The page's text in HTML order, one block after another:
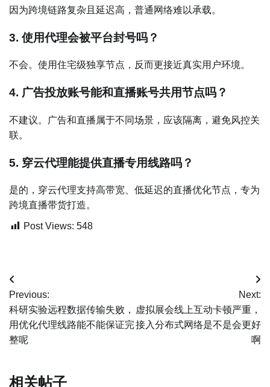
因为跨境链路复杂且延迟高，普通网络难以承载。
3. 使用代理会被平台封号吗？
不会。使用住宅级独享节点，反而更接近真实用户环境。
4. 广告投放账号能和直播账号共用节点吗？
不建议。广告和直播属于不同场景，应该隔离，避免风控关
联。
5. 穿云代理能提供直播专用线路吗？
是的，穿云代理支持高带宽、低延迟的直播优化节点，专为
跨境直播带货打造。
Post Views: 548
文
章
导
Previous:
科研实验远程数据传输失败，
用优化代理线路能不能保证完
整呢
Next:
虚拟展会线上互动卡顿严重，
接入分布式网络是不是会更好
啊
相关帖子